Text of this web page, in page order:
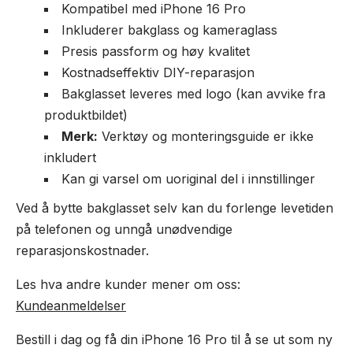
Kompatibel med iPhone 16 Pro
Inkluderer bakglass og kameraglass
Presis passform og høy kvalitet
Kostnadseffektiv DIY-reparasjon
Bakglasset leveres med logo (kan avvike fra
produktbildet)
Merk: Verktøy og monteringsguide er ikke
inkludert
Kan gi varsel om uoriginal del i innstillinger
Ved å bytte bakglasset selv kan du forlenge levetiden
på telefonen og unngå unødvendige
reparasjonskostnader.
Les hva andre kunder mener om oss:
Kundeanmeldelser
Bestill i dag og få din iPhone 16 Pro til å se ut som ny